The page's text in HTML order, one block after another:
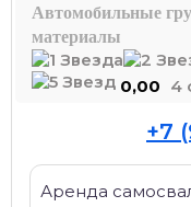
Автомобильные
материалы
0,00 4
+7
Аренда